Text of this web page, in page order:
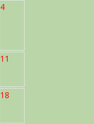
4
11
18